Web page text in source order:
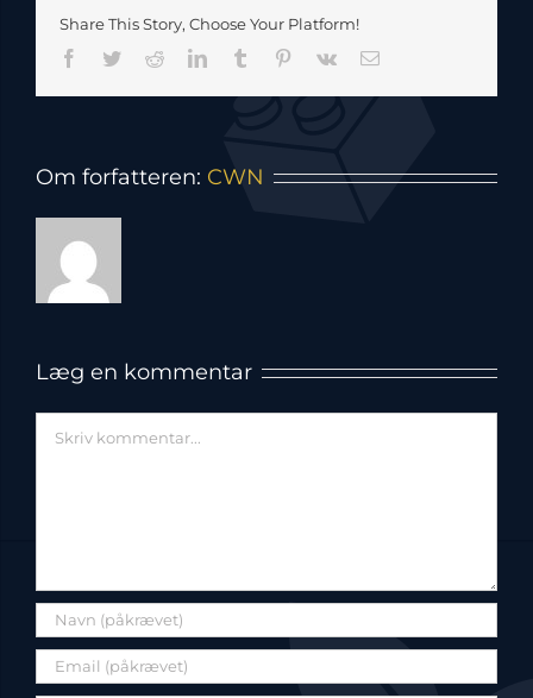
Share This Story, Choose Your Platform!
Facebook
TwitterRedditLinkedInTumblr Pinterest
Vk
E-
Om forfatteren: CWN
Læg en kommentar